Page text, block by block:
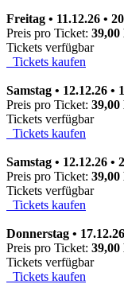
Freitag • 11.12.26 •
Preis pro Ticket:
Tickets verfügbar
Tickets kaufen
Samstag • 12.12.26 •
Preis pro Ticket:
Tickets verfügbar
Tickets kaufen
Samstag • 12.12.26 •
Preis pro Ticket:
Tickets verfügbar
Tickets kaufen
Donnerstag •
Preis pro Ticket:
Tickets verfügbar
Tickets kaufen